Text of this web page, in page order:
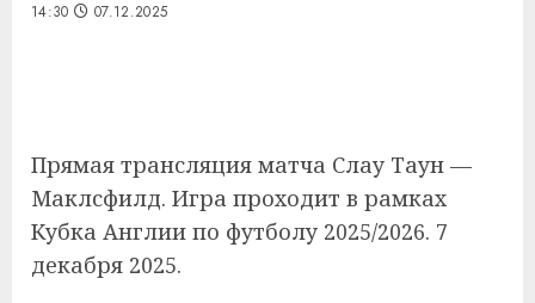
14:30 07.12.2025
Прямая трансляция матча Слау Таун —
Маклсфилд. Игра проходит в рамках
Кубка Англии по футболу 2025/2026. 7
декабря 2025.